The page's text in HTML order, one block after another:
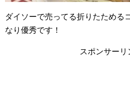
ダイソーで売ってる折りたためる
なり優秀です！
スポンサーリ